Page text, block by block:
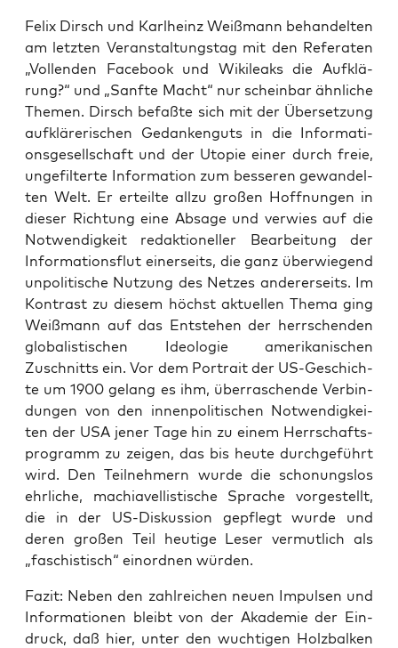
Felix Dirsch und Karl­heinz Weiß­mann behan­del­ten
am letz­ten Ver­an­stal­tungs­tag mit den Refe­ra­ten
„Voll­enden Face­book und Wiki­leaks die Auf­klä­
rung?“ und „Sanf­te Macht“ nur schein­bar ähn­li­che
The­men. Dirsch befaß­te sich mit der Über­set­zung
auf­klä­re­ri­schen Gedan­ken­guts in die Infor­ma­ti­
ons­ge­sell­schaft und der Uto­pie einer durch freie,
unge­fil­ter­te Infor­ma­ti­on zum bes­se­ren gewan­del­
ten Welt. Er erteil­te all­zu gro­ßen Hoff­nun­gen in
die­ser Rich­tung eine Absa­ge und ver­wies auf die
Not­wen­dig­keit redak­tio­nel­ler Bear­bei­tung der
Infor­ma­ti­ons­flut einer­seits, die ganz über­wie­gend
unpo­li­ti­sche Nut­zung des Net­zes ande­rer­seits. Im
Kon­trast zu die­sem höchst aktu­el­len The­ma ging
Weiß­mann auf das Ent­ste­hen der herr­schen­den
glo­ba­lis­ti­schen Ideo­lo­gie ame­ri­ka­ni­schen
Zuschnitts ein. Vor dem Por­trait der US-Geschich­
te um 1900 gelang es ihm, über­ra­schen­de Ver­bin­
dun­gen von den innen­po­li­ti­schen Not­wen­dig­kei­
ten der USA jener Tage hin zu einem Herr­schafts­
pro­gramm zu zei­gen, das bis heu­te durch­ge­führt
wird. Den Teil­neh­mern wur­de die scho­nungs­los
ehr­li­che, machia­vel­lis­ti­sche Spra­che vor­ge­stellt,
die in der US-Dis­kus­si­on gepflegt wur­de und
deren gro­ßen Teil heu­ti­ge Leser ver­mut­lich als
„faschis­tisch“ ein­ord­nen würden.
Fazit: Neben den zahl­rei­chen neu­en Impul­sen und
Infor­ma­tio­nen bleibt von der Aka­de­mie der Ein­
druck, daß hier, unter den wuch­ti­gen Holz­bal­ken